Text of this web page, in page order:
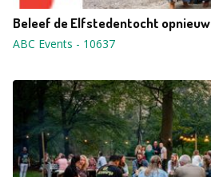
Beleef de Elfstedentocht opnieuw
ABC Events - 10637